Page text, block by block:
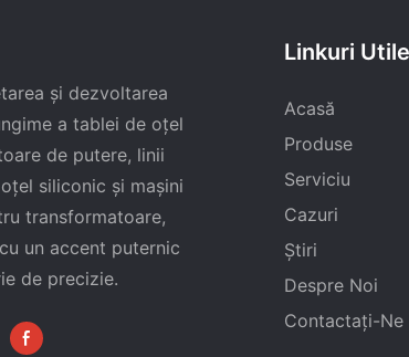
și dezvoltarea
a tablei de oțel
de putere, linii
siliconic și mașini
transformatoare,
un accent puternic
de precizie.
Linkuri Utile
Acasă
Produse
Serviciu
Cazuri
Ştiri
Despre Noi
Contactaţi-Ne